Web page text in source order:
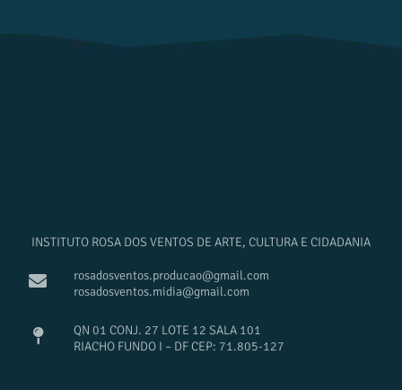
INSTITUTO ROSA DOS VENTOS DE ARTE, CULTURA E CIDADANIA
rosadosventos.producao@gmail.com
rosadosventos.midia@gmail.com
QN 01 CONJ. 27 LOTE 12 SALA 101
RIACHO FUNDO I – DF CEP: 71.805-127